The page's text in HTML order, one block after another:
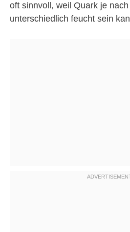
oft sinnvoll, weil Quark je
unterschiedlich feucht sein